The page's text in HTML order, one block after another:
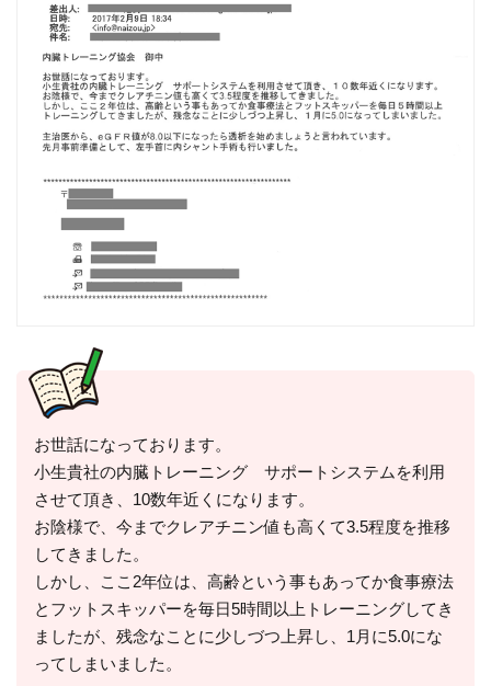
お世話になっております。
小生貴社の内臓トレーニング サポートシステムを利用
させて頂き、10数年近くになります。
お陰様で、今までクレアチニン値も高くて3.5程度を推移
してきました。
しかし、ここ2年位は、高齢という事もあってか食事療法
とフットスキッパーを毎日5時間以上トレーニングしてき
ましたが、残念なことに少しづつ上昇し、1月に5.0にな
ってしまいました。